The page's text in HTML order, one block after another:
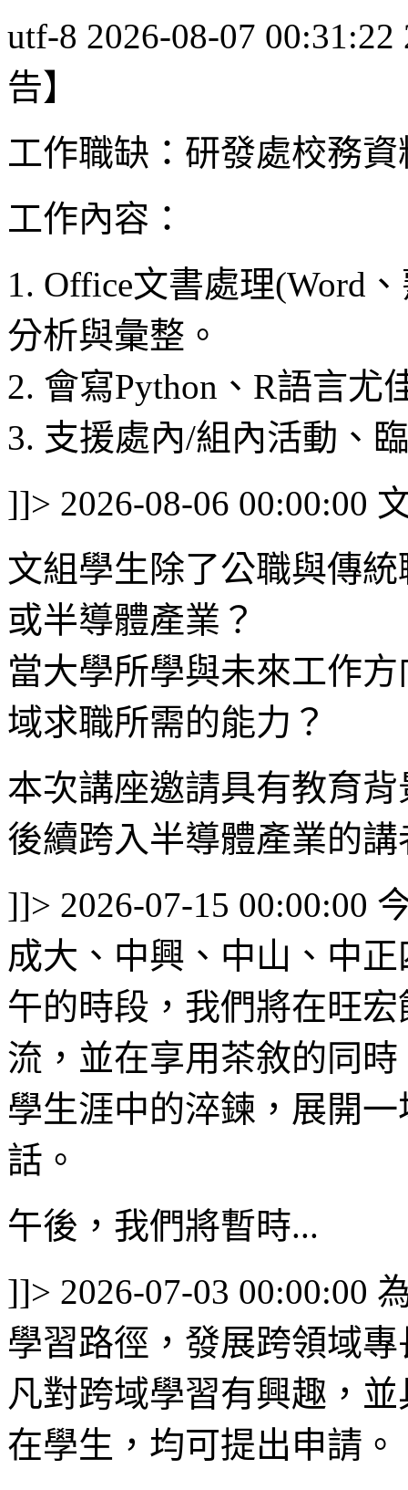
utf-8 2026-08-07 00:31:22
告】
工作職缺：研發處校務
工作內容：
1. Office文書處理(Word
分析與彙整。
2. 會寫Python、R語言尤
3. 支援處內/組內活動、
]]> 2026-08-06 00:00:00
文組學生除了公職與傳
或半導體產業？
當大學所學與未來工作
域求職所需的能力？
本次講座邀請具有教育
後續跨入半導體產業的講
]]> 2026-07-15 00:00:00
成大、中興、中山、中
午的時段，我們將在旺
流，並在享用茶敘的同
學生涯中的淬鍊，展開
話。
午後，我們將暫時...
]]> 2026-07-03 00:00:00
學習路徑，發展跨領域
凡對跨域學習有興趣，
在學生，均可提出申請。